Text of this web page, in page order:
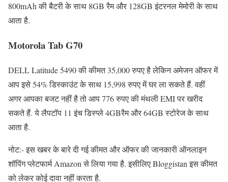
800mAh की बैटरी के साथ 8GB रैम और 128GB इंटरनल मेमोरी के साथ
आता है.
Motorola Tab G70
DELL Latitude 5490 की कीमत 35,000 रुपए है लेकिन अमेजन ऑफर में
आप इसे 54% डिस्काउंट के साथ 15,998 रुपए में घर ला सकते हैं. वहीं
अगर आपका बजट नहीं है तो आप 776 रुपए की मंथली EMI पर खरीद
सकते हैं. ये लैपटॉप 11 इंच डिस्प्ले 4GBरैम और 64GB स्टोरेज के साथ
आता है.
नोट:- इस खबर के बारे दी गई कीमत और ऑफर की जानकारी ऑनलाइन
शॉपिंग प्लेटफार्म Amazon से लिया गया है. इसीलिए Bloggistan इस कीमत
को लेकर कोई दावा नहीं करता है.